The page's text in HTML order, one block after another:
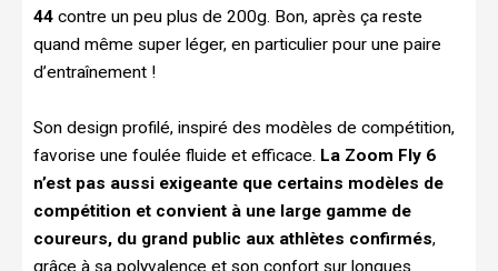
44 contre un peu plus de 200g. Bon, après ça reste
quand même super léger, en particulier pour une paire
d’entraînement !
Son design profilé, inspiré des modèles de compétition,
favorise une foulée fluide et efficace. La Zoom Fly 6
n’est pas aussi exigeante que certains modèles de
compétition et convient à une large gamme de
coureurs, du grand public aux athlètes confirmés,
grâce à sa polyvalence et son confort sur longues